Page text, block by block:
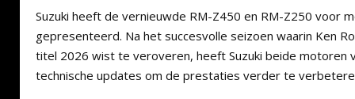
Suzuki heeft de vernieuwde RM-Z450 en RM-Z250 voor
gepresenteerd. Na het succesvolle seizoen waarin Ken
titel 2026 wist te veroveren, heeft Suzuki beide motoren
technische updates om de prestaties verder te